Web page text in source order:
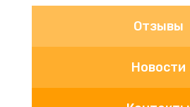
Отзывы
Новости